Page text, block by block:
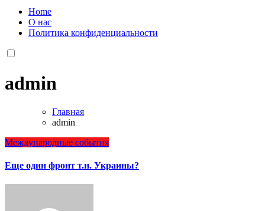
Home
О нас
Политика конфиденциальности
admin
Главная
admin
Международные события
Еще один фронт т.н. Украины?